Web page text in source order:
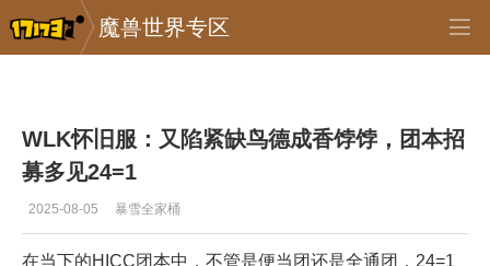
魔兽世界专区
专区_《魔兽世界》 >
WLK怀旧服：又陷紧缺鸟德成香饽饽，团本招
募多见24=1
2025-08-05 暴雪全家桶
在当下的HICC团本中，不管是便当团还是全通团，24=1